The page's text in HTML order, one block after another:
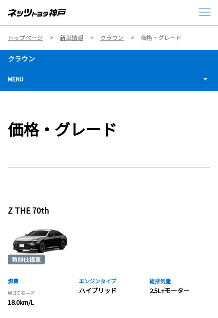
トップページ 新車情報 クラウン 価格・グレード
クラウン
MENU
価格・グレード
Z THE 70th
燃費
WLTCモード
18.0km/L
エンジンタイプ
ハイブリッド
総排気量
2.5L+モーター